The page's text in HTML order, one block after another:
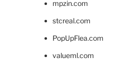
mpzin.com
stcreal.com
PopUpFlea.com
valueml.com